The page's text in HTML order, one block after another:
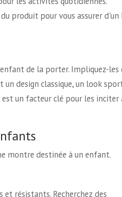
produit pour vous assurer d'un
de la porter. Impliquez-les
design classique, un look
un facteur clé pour les inciter
montre destinée à un enfant.
résistants. Recherchez des